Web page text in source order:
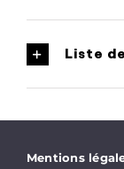
Liste
Mentions